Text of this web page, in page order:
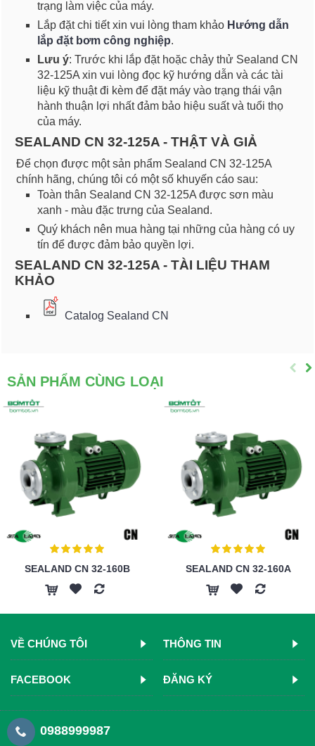
trạng làm việc của máy.
Lắp đặt chi tiết xin vui lòng tham khảo Hướng dẫn
lắp đặt bơm công nghiệp.
Lưu ý: Trước khi lắp đặt hoặc chảy thử Sealand CN
32-125A xin vui lòng đọc kỹ hướng dẫn và các tài
liệu kỹ thuật đi kèm để đặt máy vào trạng thái vận
hành thuận lợi nhất đảm bảo hiệu suất và tuổi thọ
của máy.
SEALAND CN 32-125A - THẬT VÀ GIẢ
Để chọn được một sản phẩm Sealand CN 32-125A
chính hãng, chúng tôi có một số khuyến cáo sau:
Toàn thân Sealand CN 32-125A được sơn màu
xanh - màu đặc trưng của Sealand.
Quý khách nên mua hàng tại những của hàng có uy
tín để được đảm bảo quyền lợi.
SEALAND CN 32-125A - TÀI LIỆU THAM
KHẢO
Catalog Sealand CN
SẢN PHẨM CÙNG LOẠI
SEALAND CN 32-160B SEALAND CN 32-160A
VỀ CHÚNG TÔI THÔNG TIN
FACEBOOK ĐĂNG KÝ
0988999987